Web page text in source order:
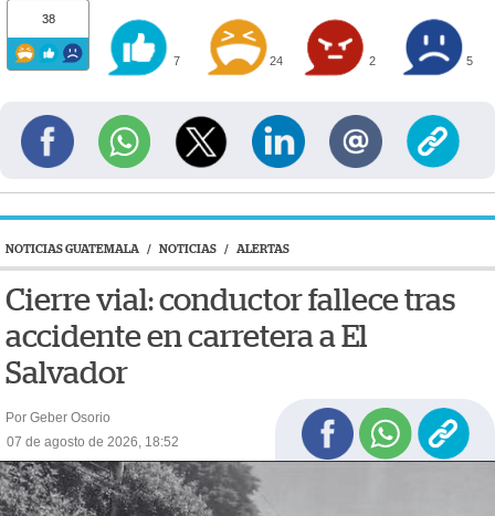
38
7 24 2 5
NOTICIAS GUATEMALA / NOTICIAS / ALERTAS
Cierre vial: conductor fallece tras
accidente en carretera a El
Salvador
Por Geber Osorio
07 de agosto de 2026, 18:52